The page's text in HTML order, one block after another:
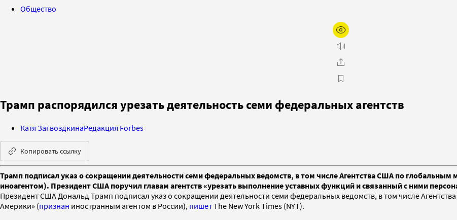
Общество
Трамп распорядился урезать деятельность семи федеральных агентств
Катя ЗагвоздкинаРедакция Forbes
Копировать ссылку
Трамп подписал указ о сокращении деятельности семи федеральных ведомств, в том числе Агентства США по
иноагентом). Президент США поручил главам агентств «урезать выполнение уставных функций и связанный с ними
Президент США Дональд Трамп подписал указ о сокращении деятельности семи федеральных ведомств, в том числе
Америки» (признан иностранным агентом в России), пишетThe New York Times (NYT).